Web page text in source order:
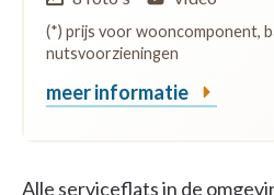
(*) prijs voor wooncomponent,
nutsvoorzieningen
meer informatie
Alle serviceflats in de